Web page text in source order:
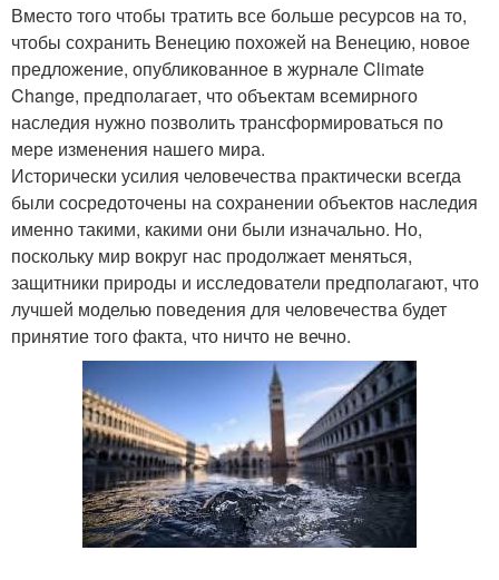
Вместо того чтобы тратить все больше ресурсов на то,
чтобы сохранить Венецию похожей на Венецию, новое
предложение, опубликованное в журнале Climate
Change, предполагает, что объектам всемирного
наследия нужно позволить трансформироваться по
мере изменения нашего мира.
Исторически усилия человечества практически всегда
были сосредоточены на сохранении объектов наследия
именно такими, какими они были изначально. Но,
поскольку мир вокруг нас продолжает меняться,
защитники природы и исследователи предполагают, что
лучшей моделью поведения для человечества будет
принятие того факта, что ничто не вечно.